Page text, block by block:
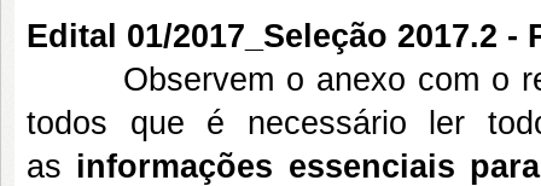
Edital 01/2017_Seleção 2017.2 -
Observem o anexo com o
todos que é necessário ler
as informações essenciais